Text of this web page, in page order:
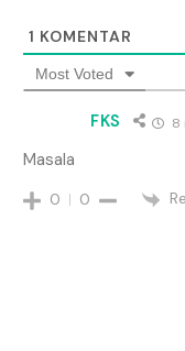
1 KOMENTAR
Most Voted
FKS 8
Masala
0 0